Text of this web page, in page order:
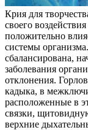
Крия для
своего
положительно
системы
сбалансирована,
заболевания
отклонения.
кадыка, в
расположенные в
связки,
верхние